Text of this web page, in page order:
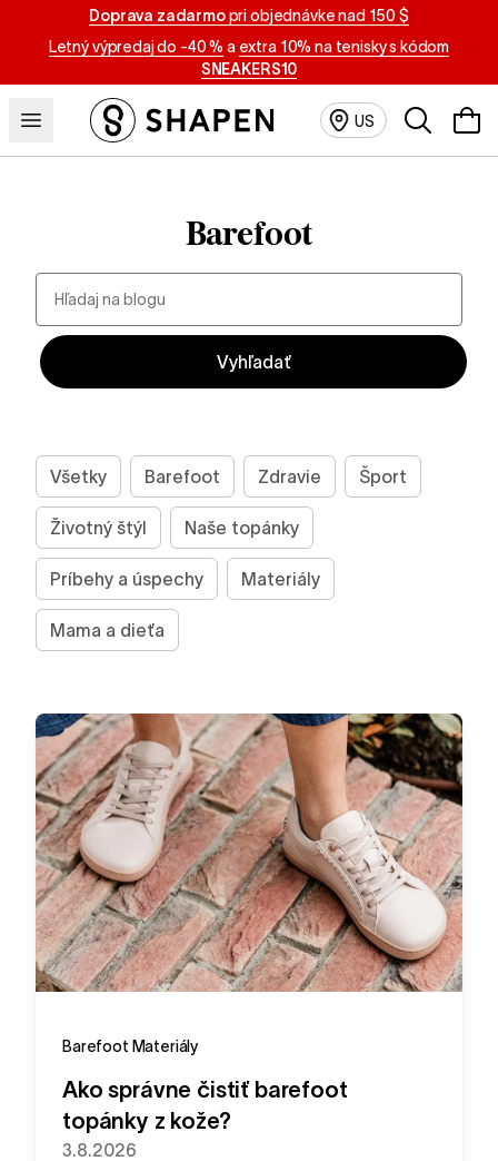
Doprava zadarmopri objednávke nad 150 $
Letný výpredaj do -40 % a extra 10% na tenisky s kódom
SNEAKERS10
US
Barefoot
Všetky Barefoot Zdravie Šport
Životný štýl Naše topánky
Príbehy a úspechy Materiály
Mama a dieťa
Barefoot Materiály
Ako správne čistiť barefoot
topánky z kože?
3.8.2026